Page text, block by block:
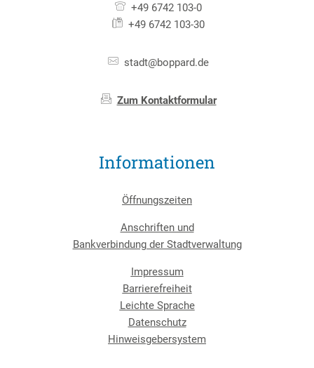
+49 6742 103-0
+49 6742 103-30
stadt@boppard.de
Zum Kontaktformular
Informationen
Öffnungszeiten
Anschriften und
Bankverbindung der Stadtverwaltung
Impressum
Barrierefreiheit
Leichte Sprache
Datenschutz
Hinweisgebersystem